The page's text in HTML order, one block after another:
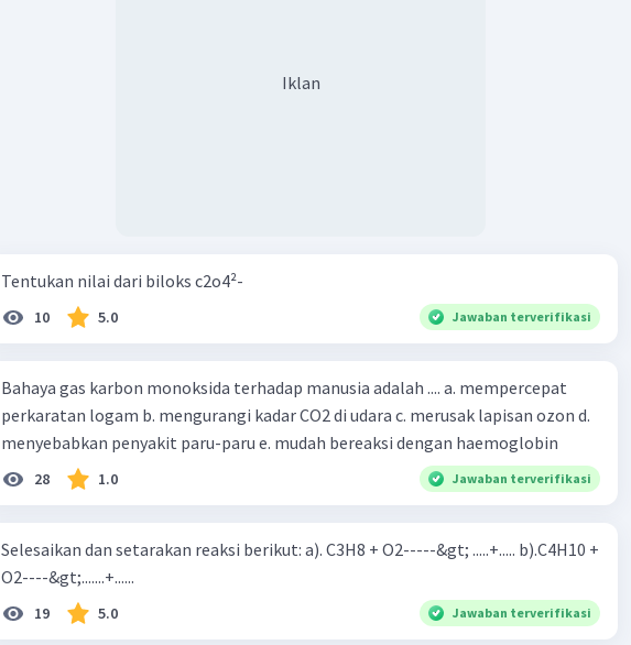
Iklan
Tentukan nilai dari biloks c2o4²-
10 5.0 Jawaban terverifikasi
Bahaya gas karbon monoksida terhadap manusia adalah .... a. mempercepat
perkaratan logam b. mengurangi kadar CO2 di udara c. merusak lapisan ozon d.
menyebabkan penyakit paru-paru e. mudah bereaksi dengan haemoglobin
28 1.0 Jawaban terverifikasi
Selesaikan dan setarakan reaksi berikut: a). C3H8 + O2-----&gt; .....+..... b).C4H10 +
O2----&gt;.......+......
19 5.0 Jawaban terverifikasi